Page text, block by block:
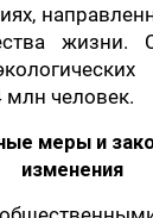
жизни.
млн человек.
меры и
изменения